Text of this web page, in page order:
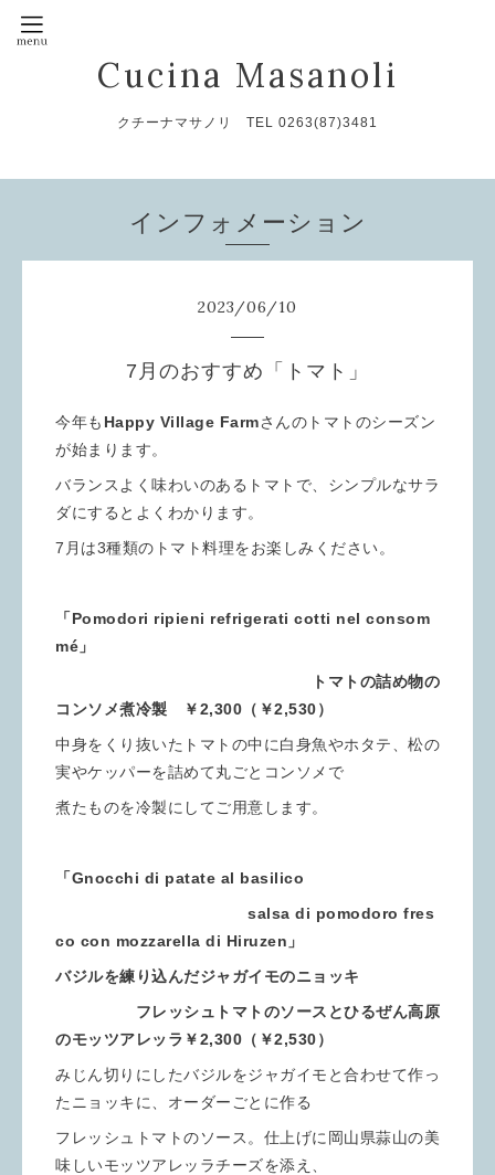
Cucina Masanoli
クチーナマサノリ TEL 0263(87)3481
インフォメーション
2023/06/10
7月のおすすめ「トマト」
今年も Happy Village Farmさんのトマトのシーズン
が始まります。
バランスよく味わいのあるトマトで、シンプルなサラ
ダにするとよくわかります。
7月は3種類のトマト料理をお楽しみください。
「Pomodori ripieni refrigerati cotti nel consom
mé」
トマトの詰め物の
コンソメ煮冷製 ￥2,300（￥2,530）
中身をくり抜いたトマトの中に白身魚やホタテ、松の
実やケッパーを詰めて丸ごとコンソメで
煮たものを冷製にしてご用意します。
「Gnocchi di patate al basilico
salsa di pomodoro fres
co con mozzarella di Hiruzen」
バジルを練り込んだジャガイモのニョッキ
フレッシュトマトのソースとひるぜん高原
のモッツアレッラ￥2,300（￥2,530）
みじん切りにしたバジルをジャガイモと合わせて作っ
たニョッキに、オーダーごとに作る
フレッシュトマトのソース。仕上げに岡山県蒜山の美
味しいモッツアレッラチーズを添え、